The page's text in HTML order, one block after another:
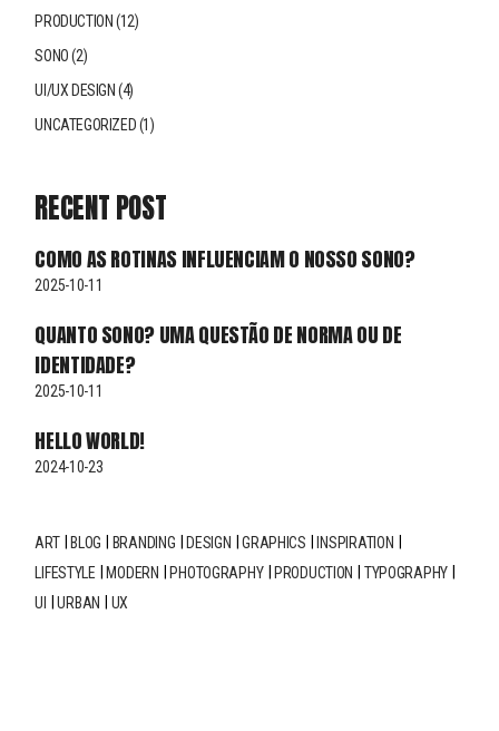
PRODUCTION(12)
SONO(2)
UI/UX DESIGN(4)
UNCATEGORIZED(1)
RECENT POST
COMO AS ROTINAS INFLUENCIAM O NOSSO SONO?
2025-10-11
QUANTO SONO? UMA QUESTÃO DE NORMA OU DE
IDENTIDADE?
2025-10-11
HELLO WORLD!
2024-10-23
ART BLOG BRANDING DESIGN GRAPHICS
INSPIRATION
LIFESTYLE
MODERN PHOTOGRAPHY PRODUCTION
TYPOGRAPHY
UI
URBAN UX